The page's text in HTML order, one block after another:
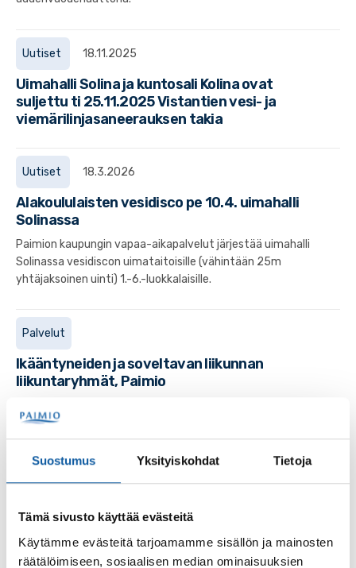
Suostumus Yksityiskohdat Tietoja
Tämä sivusto käyttää evästeitä
Käytämme evästeitä tarjoamamme sisällön ja mainosten
räätälöimiseen, sosiaalisen median ominaisuuksien
Uutiset 18.11.2025
Uimahalli Solina ja kuntosali Kolina ovat
suljettu ti 25.11.2025 Vistantien vesi- ja
viemärilinjasaneerauksen takia
Uutiset 18.3.2026
Alakoululaisten vesidisco pe 10.4. uimahalli
Solinassa
Paimion kaupungin vapaa-aikapalvelut järjestää uimahalli
Solinassa vesidiscon uimataitoisille (vähintään 25m
yhtäjaksoinen uinti) 1.-6.-luokkalaisille.
Palvelut
Ikääntyneiden ja soveltavan liikunnan
liikuntaryhmät, Paimio
aktiiviteettejä.
Kevätkauden päätöspäivä Solinassa ja
Kolinassa
Ennen 19.6. alkavaa kesätaukoa uimahalli Solina ja kuntosali